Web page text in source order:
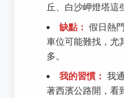
丘、白沙岬燈塔這
缺點： 假日熱
車位可能難找，尤
多。
我的習慣： 我
著西濱公路開，看